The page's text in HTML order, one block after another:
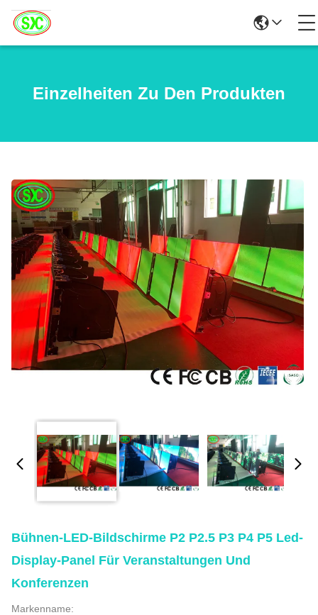
Einzelheiten Zu Den Produkten
Bühnen-LED-Bildschirme P2 P2.5 P3 P4 P5 Led-
Display-Panel Für Veranstaltungen Und
Konferenzen
Markenname: